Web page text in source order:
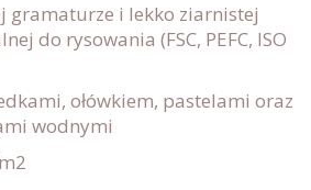
gramaturze i lekko ziarnistej
do rysowania (FSC, PEFC, ISO
ołówkiem, pastelami oraz
wodnymi